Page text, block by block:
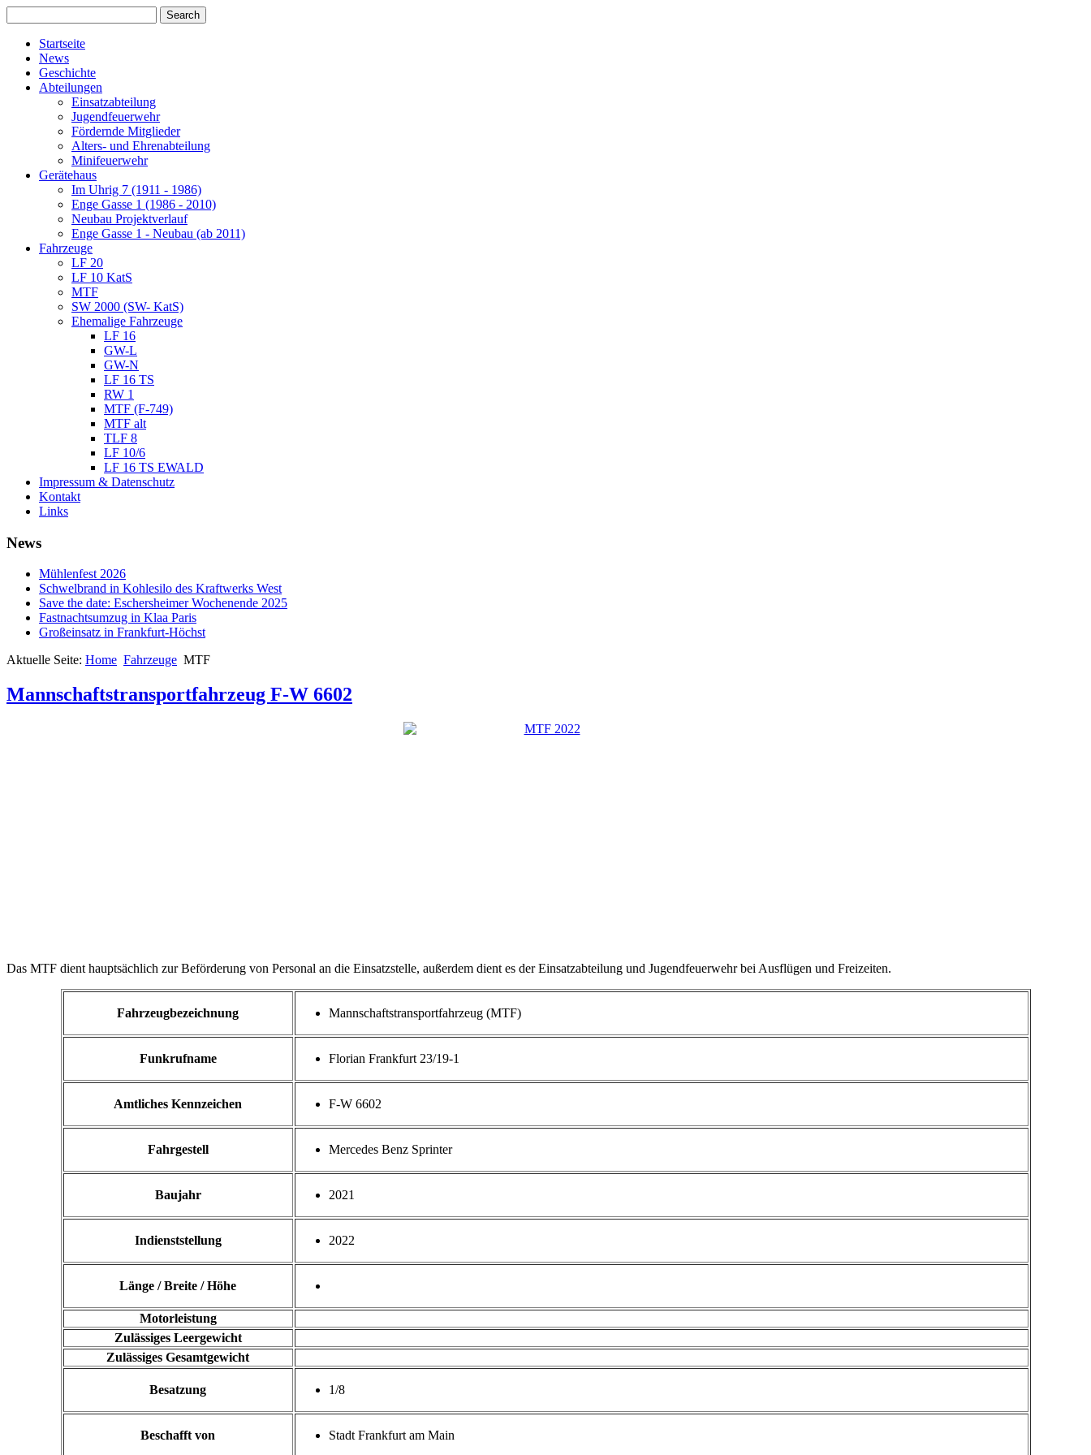
Startseite
News
Geschichte
Abteilungen
Einsatzabteilung
Jugendfeuerwehr
Fördernde Mitglieder
Alters- und Ehrenabteilung
Minifeuerwehr
Gerätehaus
Im Uhrig 7 (1911 - 1986)
Enge Gasse 1 (1986 - 2010)
Neubau Projektverlauf
Enge Gasse 1 - Neubau (ab 2011)
Fahrzeuge
LF 20
LF 10 KatS
MTF
SW 2000 (SW- KatS)
Ehemalige Fahrzeuge
LF 16
GW-L
GW-N
LF 16 TS
RW 1
MTF (F-749)
MTF alt
TLF 8
LF 10/6
LF 16 TS EWALD
Impressum & Datenschutz
Kontakt
Links
News
Mühlenfest 2026
Schwelbrand in Kohlesilo des Kraftwerks West
Save the date: Eschersheimer Wochenende 2025
Fastnachtsumzug in Klaa Paris
Großeinsatz in Frankfurt-Höchst
Aktuelle Seite: Home Fahrzeuge MTF
Mannschaftstransportfahrzeug F-W 6602
Das MTF dient hauptsächlich zur Beförderung von Personal an die Einsatzstelle, außerdem dient es der Einsatzabteilung und Jugendfeuerwehr bei Ausflügen und Freizeiten.
Fahrzeugbezeichnung Mannschaftstransportfahrzeug (MTF)
Funkrufname Florian Frankfurt 23/19-1
Amtliches Kennzeichen F-W 6602
Fahrgestell Mercedes Benz Sprinter
Baujahr 2021
Indienststellung 2022
Länge / Breite / Höhe
Motorleistung
Zulässiges Leergewicht
Zulässiges Gesamtgewicht
Besatzung 1/8
Beschafft von Stadt Frankfurt am Main